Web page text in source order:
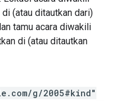
(atau ditautkan dari)
tamu acara diwakili
di (atau ditautkan
g/2005#kind"